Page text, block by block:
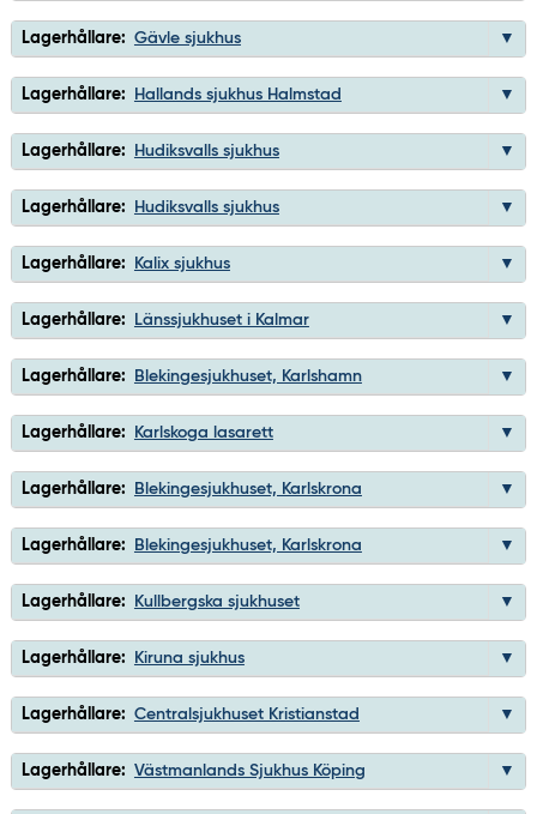
Lagerhållare: Gävle sjukhus
Lagerhållare: Hallands sjukhus Halmstad
Lagerhållare: Hudiksvalls sjukhus
Lagerhållare: Hudiksvalls sjukhus
Lagerhållare: Kalix sjukhus
Lagerhållare: Länssjukhuset i Kalmar
Lagerhållare: Blekingesjukhuset, Karlshamn
Lagerhållare: Karlskoga lasarett
Lagerhållare: Blekingesjukhuset, Karlskrona
Lagerhållare: Blekingesjukhuset, Karlskrona
Lagerhållare: Kullbergska sjukhuset
Lagerhållare: Kiruna sjukhus
Lagerhållare: Centralsjukhuset Kristianstad
Lagerhållare: Västmanlands Sjukhus Köping